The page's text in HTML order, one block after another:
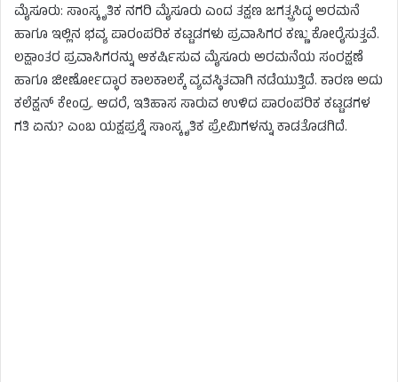
ಮೈಸೂರು: ಸಾಂಸ್ಕೃತಿಕ ನಗರಿ ಮೈಸೂರು ಎಂದ ತಕ್ಷಣ ಜಗತ್ಪ್ರಸಿದ್ಧ ಅರಮನೆ
ಹಾಗೂ ಇಲ್ಲಿನ ಭವ್ಯ ಪಾರಂಪರಿಕ ಕಟ್ಟಡಗಳು ಪ್ರವಾಸಿಗರ ಕಣ್ಣು ಕೋರೈಸುತ್ತವೆ.
ಲಕ್ಷಾಂತರ ಪ್ರವಾಸಿಗರನ್ನು ಆಕರ್ಷಿಸುವ ಮೈಸೂರು ಅರಮನೆಯ ಸಂರಕ್ಷಣೆ
ಹಾಗೂ ಜೀರ್ಣೋದ್ಧಾರ ಕಾಲಕಾಲಕ್ಕೆ ವ್ಯವಸ್ಥಿತವಾಗಿ ನಡೆಯುತ್ತಿದೆ. ಕಾರಣ ಅದು
ಕಲೆಕ್ಷನ್ ಕೇಂದ್ರ. ಆದರೆ, ಇತಿಹಾಸ ಸಾರುವ ಉಳಿದ ಪಾರಂಪರಿಕ ಕಟ್ಟಡಗಳ
ಗತಿ ಏನು? ಎಂಬ ಯಕ್ಷಪ್ರಶ್ನೆ ಸಾಂಸ್ಕೃತಿಕ ಪ್ರೇಮಿಗಳನ್ನು ಕಾಡತೊಡಗಿದೆ.